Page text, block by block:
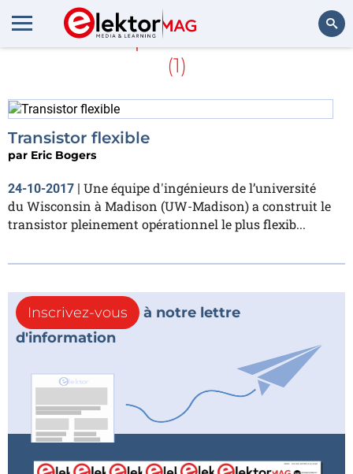
En savoir plus sur BiCMOS
(1)
Transistor flexible
par Eric Bogers
24-10-2017 | Une équipe d'ingénieurs de l’université
du Wisconsin à Madison (UW-Madison) a construit le
transistor pleinement opérationnel le plus flexib...
Inscrivez-vous
à notre lettre
d'information